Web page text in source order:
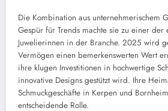
Die Kombination aus unternehmerischem
Gespür für Trends machte sie zu einer der
Juwelierinnen in der Branche. 2025 wird
Vermögen einen bemerkenswerten Wert
ihre klugen Investitionen in hochwertige
innovative Designs gestützt wird. Ihre
Schmuckgeschäfte in Kerpen und
entscheidende Rolle.